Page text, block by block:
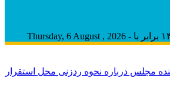
مجلس درباره نحوه ردزنی محل استقرار